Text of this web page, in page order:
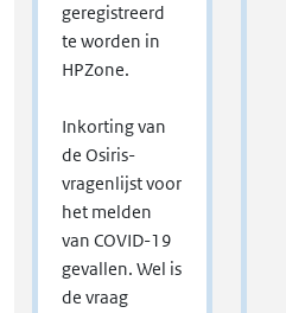
geregistreerd
te worden in
HPZone.
Inkorting van
de Osiris-
vragenlijst voor
het melden
van COVID-19
gevallen. Wel is
de vraag